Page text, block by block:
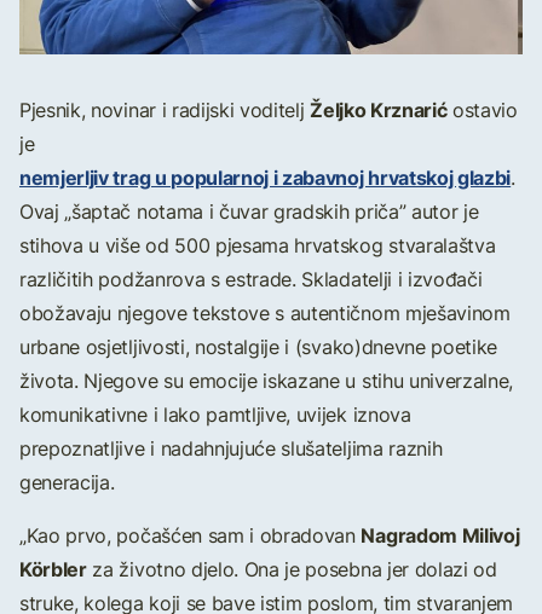
Pjesnik, novinar i radijski voditeljŽeljko Krznarićostavio
je
nemjerljiv trag u popularnoj i zabavnoj hrvatskoj glazbi.
Ovaj „šaptač notama i čuvar gradskih priča” autor je
stihova u više od 500 pjesama hrvatskog stvaralaštva
različitih podžanrova s estrade. Skladatelji i izvođači
obožavaju njegove tekstove s autentičnom mješavinom
urbane osjetljivosti, nostalgije i (svako)dnevne poetike
života. Njegove su emocije iskazane u stihu univerzalne,
komunikativne i lako pamtljive, uvijek iznova
prepoznatljive i nadahnjujuće slušateljima raznih
generacija.
„Kao prvo, počašćen sam i obradovan Nagradom Milivoj
Körblerza životno djelo. Ona je posebna jer dolazi od
struke, kolega koji se bave istim poslom, tim stvaranjem